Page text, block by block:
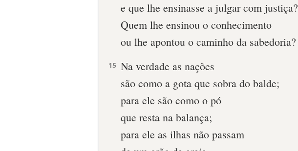
e que lhe ensinasse a julgar com justiça?
Quem lhe ensinou o conhecimento
ou lhe apontou o caminho da sabedoria?
15 Na verdade as nações
são como a gota que sobra do balde;
para ele são como o pó
que resta na balança;
para ele as ilhas não passam